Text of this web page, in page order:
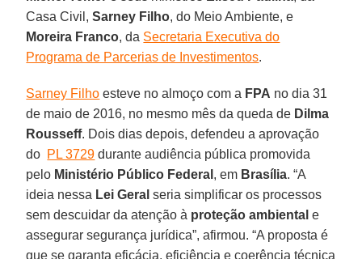
Casa Civil,Sarney Filho, do Meio Ambiente, e
Moreira Franco, da Secretaria Executiva do
Programa de Parcerias de Investimentos.
Sarney Filho esteve no almoço com a FPA no dia 31
de maio de 2016, no mesmo mês da queda de Dilma
Rousseff. Dois dias depois, defendeu a aprovação
do PL 3729 durante audiência pública promovida
pelo Ministério Público Federal , em Brasília. “A
ideia nessa Lei Geral seria simplificar os processos
sem descuidar da atenção à proteção ambiental e
assegurar segurança jurídica”, afirmou. “A proposta é
que se garanta eficácia, eficiência e coerência técnica